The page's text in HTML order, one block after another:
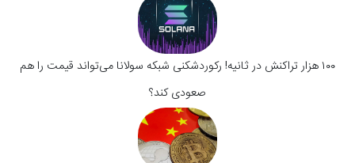
۱۰۰ هزار تراکنش در ثانیه! رکوردشکنی شبکه سولانا می‌تواند قیمت را هم
صعودی کند؟